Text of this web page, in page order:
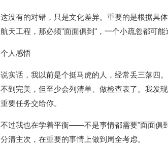
这没有的对错，只是文化差异。重要的是根据具
航天工程，那必须"面面俱到"，一个小疏忽都可能
个人感悟
说实话，我以前是个挺马虎的人，经常丢三落四
不到完美，但至少会列清单、做检查表了。我发
重要任务交给你。
不过我也在学着平衡——不是事情都需要"面面俱
分清主次，在重要的事情上做到周全考虑。